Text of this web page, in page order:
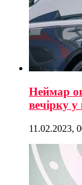
Неймар
вечірку
11.02.2023,